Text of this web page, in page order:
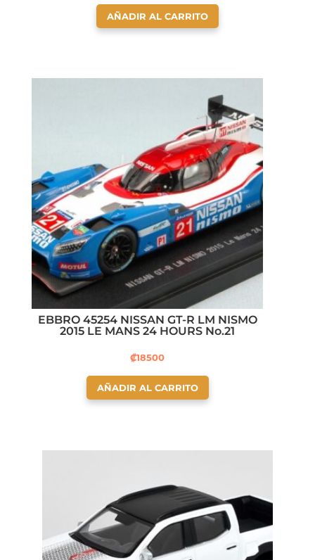
AÑADIR AL CARRITO
EBBRO 45254 NISSAN GT-R LM NISMO
2015 LE MANS 24 HOURS No.21
₡18500
AÑADIR AL CARRITO